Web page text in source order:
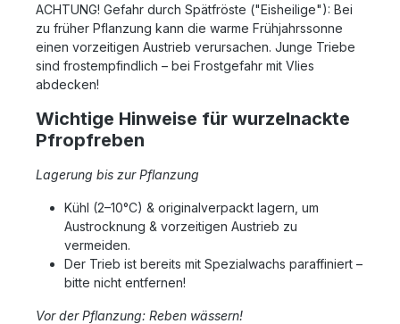
ACHTUNG! Gefahr durch Spätfröste ("Eisheilige"): Bei
zu früher Pflanzung kann die warme Frühjahrssonne
einen vorzeitigen Austrieb verursachen. Junge Triebe
sind frostempfindlich – bei Frostgefahr mit Vlies
abdecken!
Wichtige Hinweise für wurzelnackte
Pfropfreben
Lagerung bis zur Pflanzung
Kühl (2–10°C) & originalverpackt lagern, um
Austrocknung & vorzeitigen Austrieb zu
vermeiden.
Der Trieb ist bereits mit Spezialwachs paraffiniert –
bitte nicht entfernen!
Vor der Pflanzung: Reben wässern!